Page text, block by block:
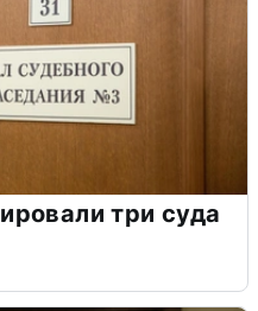
три суда